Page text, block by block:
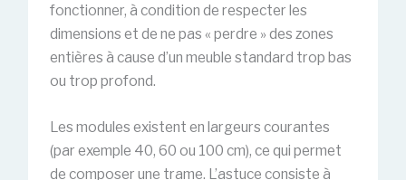
fonctionner, à condition de respecter les
dimensions et de ne pas « perdre » des zones
entières à cause d’un meuble standard trop bas
ou trop profond.
Les modules existent en largeurs courantes
(par exemple 40, 60 ou 100 cm), ce qui permet
de composer une trame. L’astuce consiste à